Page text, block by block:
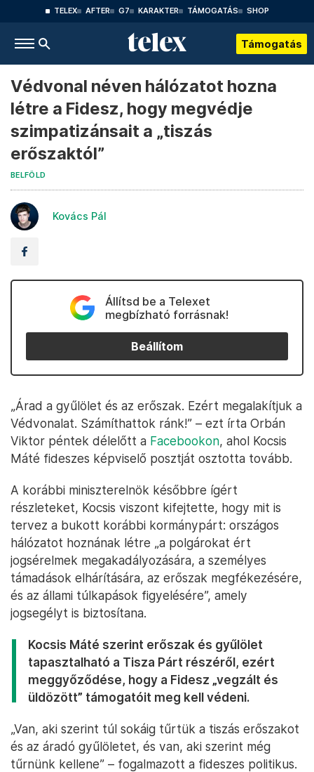
TELEX AFTER G7 KARAKTER TÁMOGATÁS SHOP
Támogatás
Védvonal néven hálózatot hozna
létre a Fidesz, hogy megvédje
szimpatizánsait a „tiszás
erőszaktól”
BELFÖLD
Kovács Pál
Állítsd be a Telexet
megbízható forrásnak!
Beállítom
„Árad a gyűlölet és az erőszak. Ezért megalakítjuk a
Védvonalat. Számíthattok ránk!” – ezt írta Orbán
Viktor péntek délelőtt a Facebookon, ahol Kocsis
Máté fideszes képviselő posztját osztotta tovább.
A korábbi miniszterelnök későbbre ígért
részleteket, Kocsis viszont kifejtette, hogy mit is
tervez a bukott korábbi kormánypárt: országos
hálózatot hoznának létre „a polgárokat ért
jogsérelmek megakadályozására, a személyes
támadások elhárítására, az erőszak megfékezésére,
és az állami túlkapások figyelésére”, amely
jogsegélyt is biztosítana.
Kocsis Máté szerint erőszak és gyűlölet
tapasztalható a Tisza Párt részéről, ezért
meggyőződése, hogy a Fidesz „vegzált és
üldözött” támogatóit meg kell védeni.
„Van, aki szerint túl sokáig tűrtük a tiszás erőszakot
és az áradó gyűlöletet, és van, aki szerint még
tűrnünk kellene” – fogalmazott a fideszes politikus.